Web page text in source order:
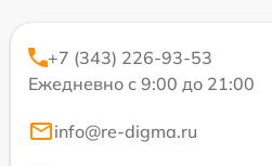
+7 (343) 226-93-53
Ежедневно с 9:00 до 21:00
info@re-digma.ru